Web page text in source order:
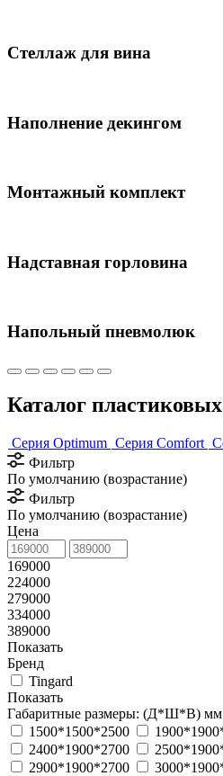
Стеллаж для вина
Наполнение декингом
Монтажный комплект
Надставная горловина
Напольный пневмолюк
Каталог
Серия Optimum Серия Comfort
Фильтр
По умолчанию (возрастание)
Фильтр
По умолчанию (возрастание)
Цена
169000
224000
279000
334000
389000
Показать
Бренд
Tingard
Показать
Габаритные размеры: (Д*Ш*В) мм
1500*1500*2500
2400*1900*2700
2900*1900*2700